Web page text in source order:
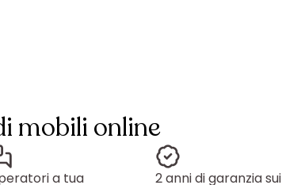
mobili online
a tua
2 anni di garanzia sui